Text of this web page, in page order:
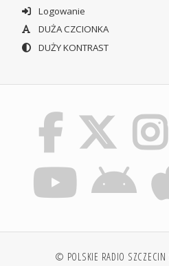
Logowanie
DUŻA CZCIONKA
DUŻY KONTRAST
© POLSKIE RADIO SZCZECIN